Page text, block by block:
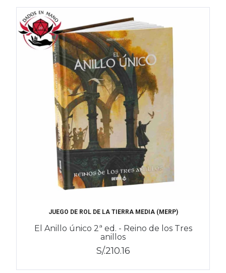
JUEGO DE ROL DE LA TIERRA MEDIA (MERP)
El Anillo único 2ª ed. - Reino de los Tres
anillos
S/.210.16